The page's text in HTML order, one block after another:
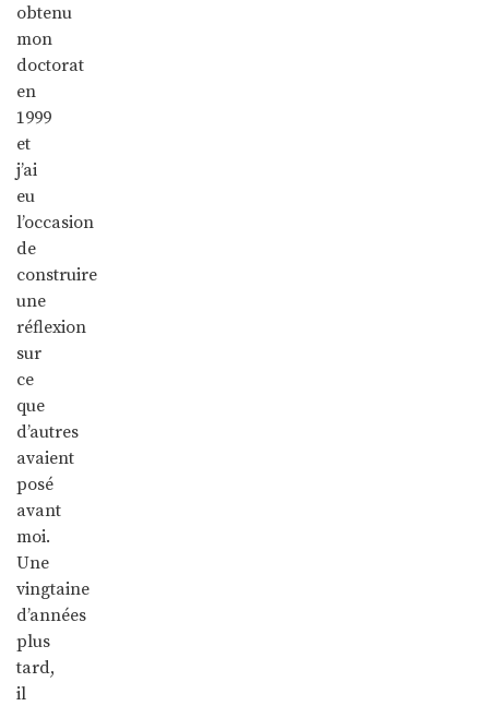
obtenu
mon
doctorat
en
1999
et
j’ai
eu
l’occasion
de
construire
une
réflexion
sur
ce
que
d’autres
avaient
posé
avant
moi.
Une
vingtaine
d’années
plus
tard,
il